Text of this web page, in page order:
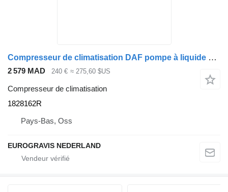
Compresseur de climatisation DAF pompe à liquide de refroidissement révisée 1828162R pour tracteur routier DAF
2 579 MAD 240 € ≈ 275,60 $US
Compresseur de climatisation
1828162R
Pays-Bas, Oss
EUROGRAVIS NEDERLAND